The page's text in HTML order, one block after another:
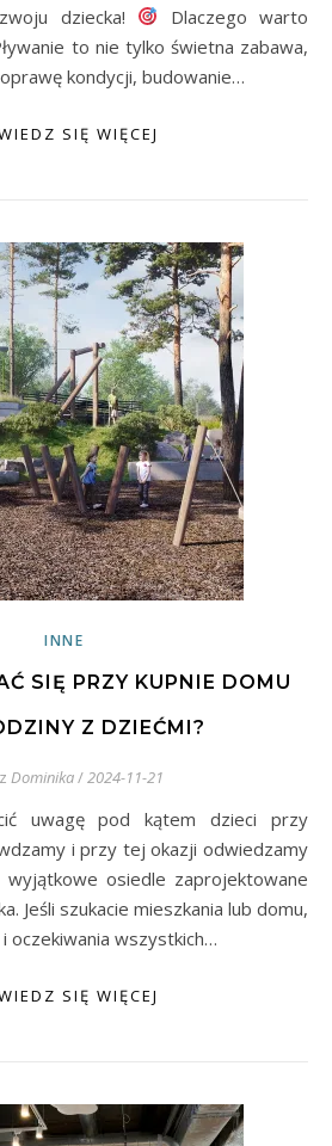
dziecka!
Dlaczego warto
to nie tylko świetna zabawa,
kondycji, budowanie…
SIĘ WIĘCEJ
INNE
SIĘ PRZY KUPNIE DOMU
Z DZIEĆMI?
Dominika/2024-11-21
i przy tej okazji odwiedzamy
osiedle zaprojektowane
Jeśli szukacie mieszkania lub domu,
oczekiwania wszystkich…
SIĘ WIĘCEJ